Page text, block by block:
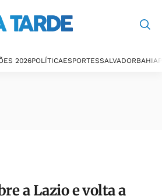
2026POLÍTICAESPORTESSALVADORBAHIA
a Lazio e volta a